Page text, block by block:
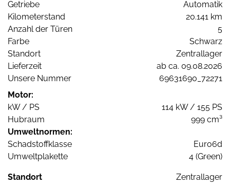
Getriebe
Automatik
Kilometerstand
20.141 km
Anzahl der Türen
5
Farbe
Schwarz
Standort
Zentrallager
Lieferzeit
ab ca. 09.08.2026
Unsere Nummer
69631690_72271
Motor:
kW / PS
114 kW / 155 PS
Hubraum
999 cm³
Umweltnormen:
Schadstoffklasse
Euro6d
Umweltplakette
4 (Green)
Standort Zentrallager